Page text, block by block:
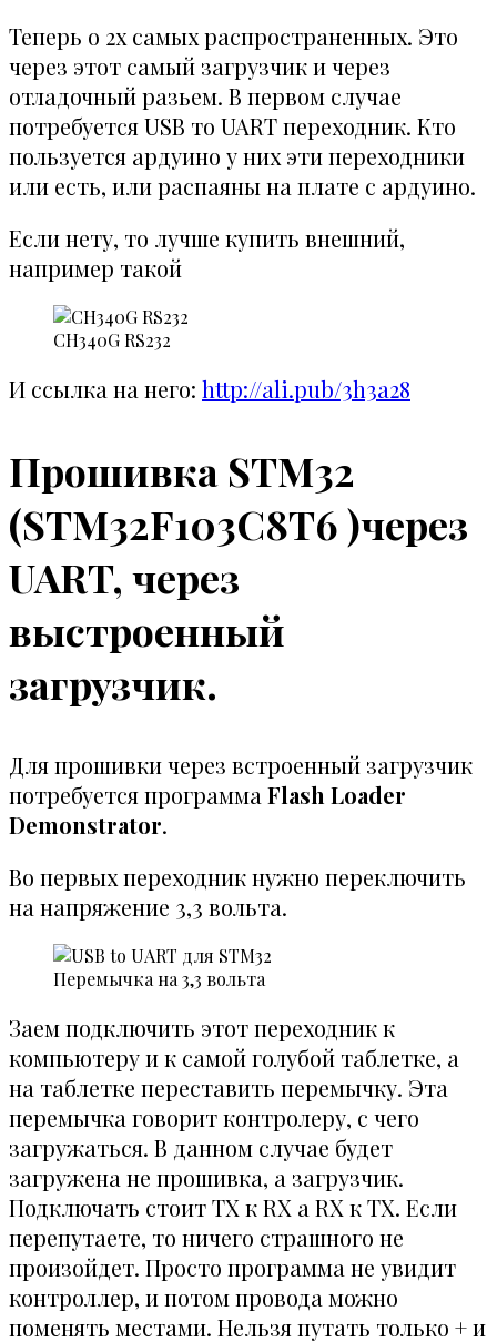
Теперь о 2х самых распространенных. Это
через этот самый загрузчик и через
отладочный разьем. В первом случае
потребуется USB то UART переходник. Кто
пользуется ардуино у них эти переходники
или есть, или распаяны на плате с ардуино.
Если нету, то лучше купить внешний,
например такой
CH340G RS232
И ссылка на него: http://ali.pub/3h3a28
Прошивка STM32
(STM32F103C8T6 )через
UART, через
выстроенный
загрузчик.
Для прошивки через встроенный загрузчик
потребуется программа Flash Loader
Demonstrator.
Во первых переходник нужно переключить
на напряжение 3,3 вольта.
Перемычка на 3,3 вольта
Заем подключить этот переходник к
компьютеру и к самой голубой таблетке, а
на таблетке переставить перемычку. Эта
перемычка говорит контролеру, с чего
загружаться. В данном случае будет
загружена не прошивка, а загрузчик.
Подключать стоит TX к RX а RX к TX. Если
перепутаете, то ничего страшного не
произойдет. Просто программа не увидит
контроллер, и потом провода можно
поменять местами. Нельзя путать только + и